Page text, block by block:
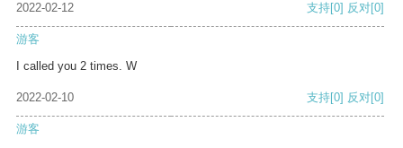
2022-02-12 支持[0] 反对[0]
游客
I called you 2 times. W
2022-02-10 支持[0] 反对[0]
游客